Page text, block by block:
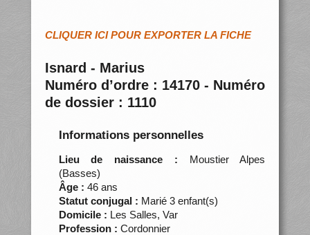
CLIQUER ICI POUR EXPORTER LA FICHE
Isnard - Marius
Numéro d’ordre : 14170 - Numéro
de dossier : 1110
Informations personnelles
Lieu de naissance : Moustier Alpes
(Basses)
Âge : 46 ans
Statut conjugal : Marié 3 enfant(s)
Domicile : Les Salles, Var
Profession : Cordonnier